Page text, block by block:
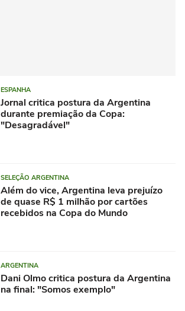
ESPANHA
Jornal critica postura da Argentina
durante premiação da Copa:
"Desagradável"
SELEÇÃO ARGENTINA
Além do vice, Argentina leva prejuízo
de quase R$ 1 milhão por cartões
recebidos na Copa do Mundo
ARGENTINA
Dani Olmo critica postura da Argentina
na final: "Somos exemplo"